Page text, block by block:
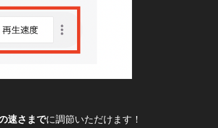
速さまでに調節いただけます！